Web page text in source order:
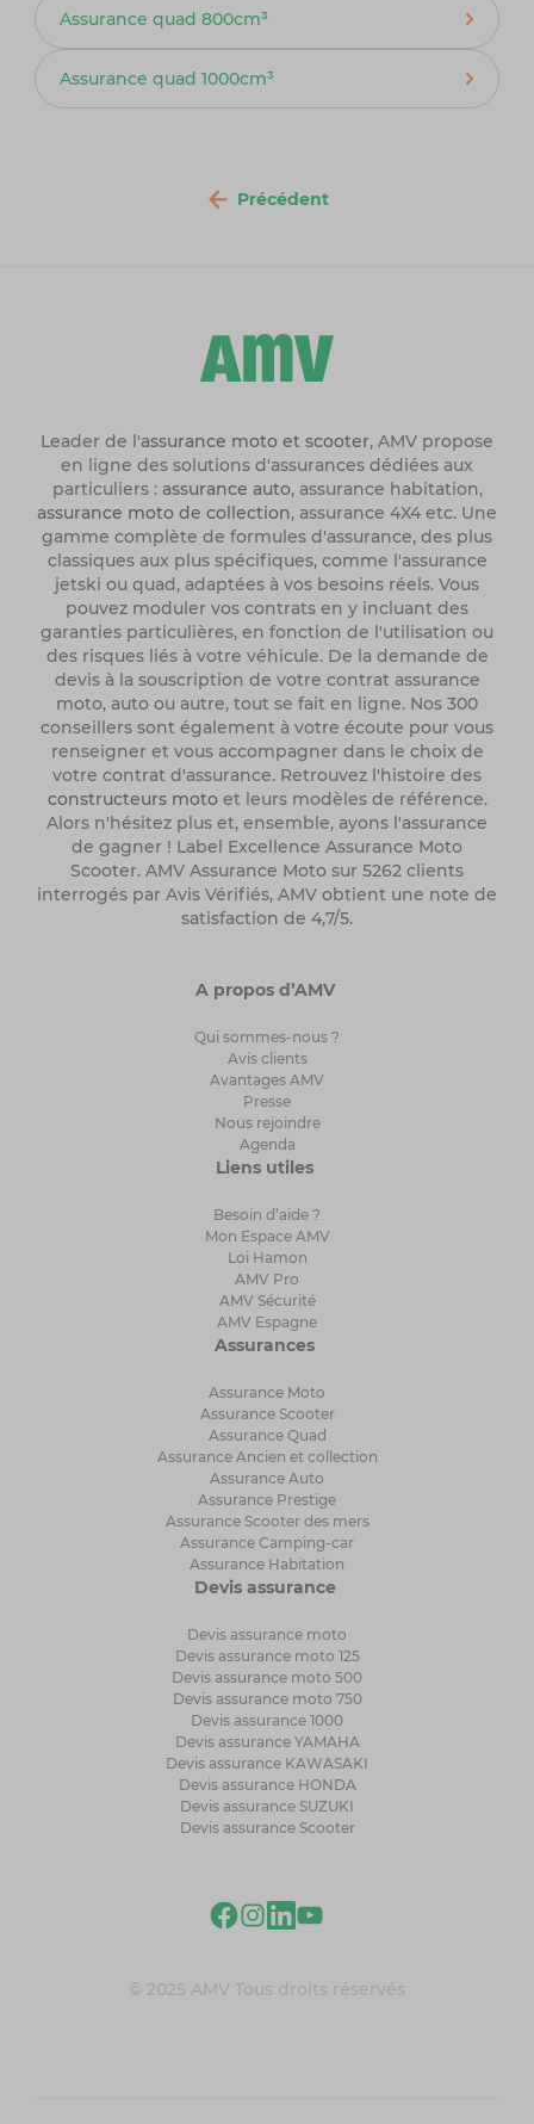
Assurance quad 800cm³
Assurance quad 1000cm³
Précédent
Leader de l'assurance moto et scooter, AMV propose
en ligne des solutions d'assurances dédiées aux
particuliers : assurance auto, assurance habitation,
assurance moto de collection, assurance 4X4 etc. Une
gamme complète de formules d'assurance, des plus
classiques aux plus spécifiques, comme l'assurance
jetski ou quad, adaptées à vos besoins réels. Vous
pouvez moduler vos contrats en y incluant des
garanties particulières, en fonction de l'utilisation ou
des risques liés à votre véhicule. De la demande de
devis à la souscription de votre contrat assurance
moto, auto ou autre, tout se fait en ligne. Nos 300
conseillers sont également à votre écoute pour vous
renseigner et vous accompagner dans le choix de
votre contrat d'assurance. Retrouvez l'histoire des
constructeurs motoet leurs modèles de référence.
Alors n'hésitez plus et, ensemble, ayons l'assurance
de gagner ! Label Excellence Assurance Moto
Scooter. AMV Assurance Moto sur 5262 clients
interrogés par Avis Vérifiés, AMV obtient une note de
satisfaction de 4,7/5.
A propos d’AMV
Qui sommes-nous ?
Avis clients
Avantages AMV
Presse
Nous rejoindre
Agenda
Liens utiles
Besoin d’aide ?
Mon Espace AMV
Loi Hamon
AMV Pro
AMV Sécurité
AMV Espagne
Assurances
Assurance Moto
Assurance Scooter
Assurance Quad
Assurance Ancien et collection
Assurance Auto
Assurance Prestige
Assurance Scooter des mers
Assurance Camping-car
Assurance Habitation
Devis assurance
Devis assurance moto
Devis assurance moto 125
Devis assurance moto 500
Devis assurance moto 750
Devis assurance 1000
Devis assurance YAMAHA
Devis assurance KAWASAKI
Devis assurance HONDA
Devis assurance SUZUKI
Devis assurance Scooter
© 2025 AMV Tous droits réservés